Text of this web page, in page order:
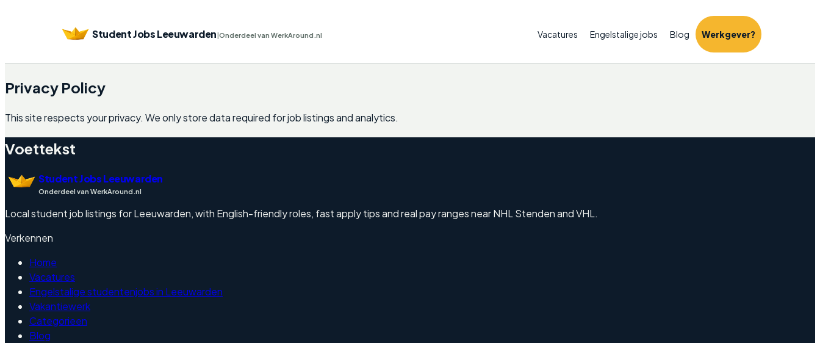
Student Jobs Leeuwarden|Onderdeel van WerkAround.nl Vacatures Engelstalige jobs Blog Werkgever?
Privacy Policy
This site respects your privacy. We only store data required for job listings and analytics.
Voettekst
Student Jobs Leeuwarden
Onderdeel van WerkAround.nl
Local student job listings for Leeuwarden, with English-friendly roles, fast apply tips and real pay ranges near NHL Stenden and VHL.
Verkennen
Home
Vacatures
Engelstalige studentenjobs in Leeuwarden
Vakantiewerk
Categorieen
Blog